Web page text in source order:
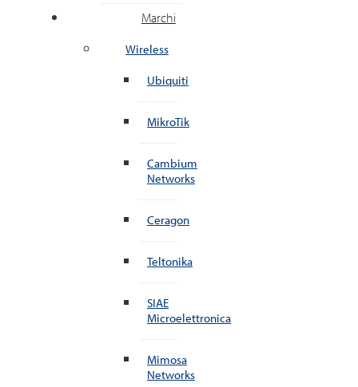
Marchi
Wireless
Ubiquiti
MikroTik
Cambium
Networks
Ceragon
Teltonika
SIAE
Microelettronica
Mimosa
Networks